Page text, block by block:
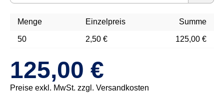
Menge Einzelpreis Summe
50 2,50 € 125,00 €
125,00 €
Preise exkl. MwSt. zzgl. Versandkosten